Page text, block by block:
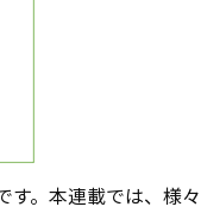
す。本連載では、様